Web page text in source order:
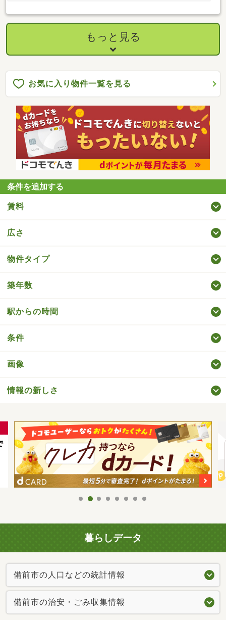
もっと見る
お気に入り物件一覧を見る
条件を追加する
賃料
広さ
物件タイプ
築年数
駅からの時間
条件
画像
情報の新しさ
暮らしデータ
備前市の人口などの統計情報
備前市の治安・ごみ収集情報